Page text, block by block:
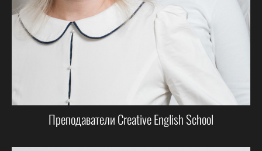
Преподаватели Creative English School